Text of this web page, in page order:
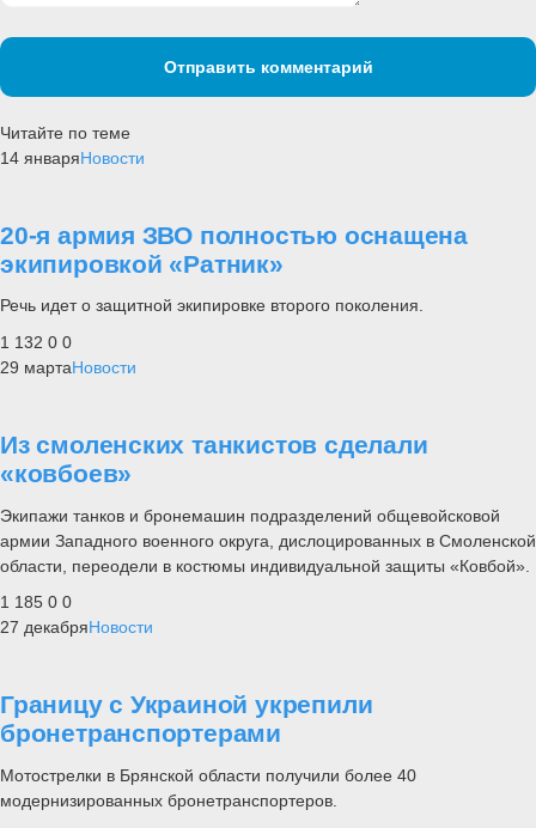
Отправить комментарий
Читайте по теме
14 январяНовости
20-я армия ЗВО полностью оснащена
экипировкой «Ратник»
Речь идет о защитной экипировке второго поколения.
1 132 0 0
29 мартаНовости
Из смоленских танкистов сделали
«ковбоев»
Экипажи танков и бронемашин подразделений общевойсковой
армии Западного военного округа, дислоцированных в Смоленской
области, переодели в костюмы индивидуальной защиты «Ковбой».
1 185 0 0
27 декабряНовости
Границу с Украиной укрепили
бронетранспортерами
Мотострелки в Брянской области получили более 40
модернизированных бронетранспортеров.